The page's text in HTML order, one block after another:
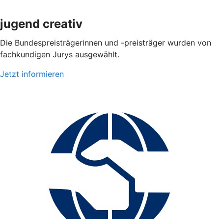
jugend creativ
Die Bundespreisträgerinnen und -preisträger wurden von
fachkundigen Jurys ausgewählt.
Jetzt informieren